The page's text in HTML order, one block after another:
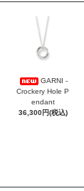
GARNI -
Crockery Hole P
endant
36,300円(税込)